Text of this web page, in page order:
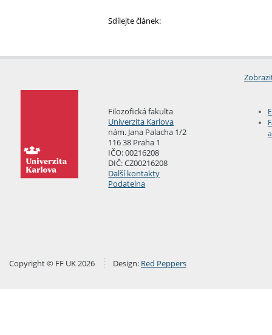
Sdílejte článek:
Filozofická fakulta
Univerzita Karlova
nám. Jana Palacha 1/2
116 38 Praha 1
IČO: 00216208
DIČ: CZ00216208
Další kontakty
Podatelna
Copyright © FF UK 2026 Design: Red Peppers